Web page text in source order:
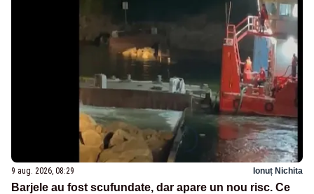
9 aug. 2026, 08:29 Ionuț Nichita
Barjele au fost scufundate, dar apare un nou risc. Ce